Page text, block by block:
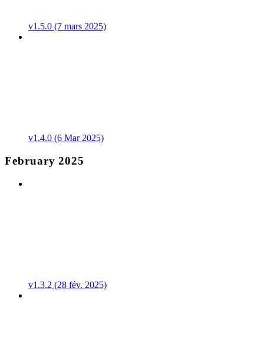
v1.5.0 (7 mars 2025)
v1.4.0 (6 Mar 2025)
February 2025
v1.3.2 (28 fév. 2025)